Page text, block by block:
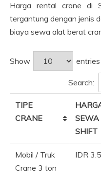
Harga rental crane di
tergantung dengan jenis
biaya sewa alat berat
Show entries
Search:
TIPE
CRANE
SEWA
SHIFT
Mobil / Truk
Crane 3 ton
IDR